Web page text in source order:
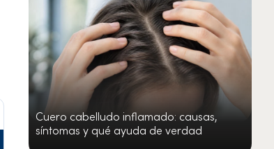
Cuero cabelludo inflamado: causas,
síntomas y qué ayuda de verdad